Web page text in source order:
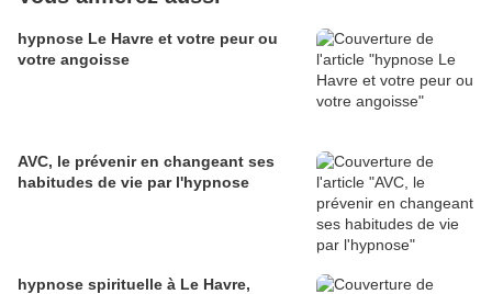
hypnose Le Havre et votre peur ou
votre angoisse
AVC, le prévenir en changeant ses
habitudes de vie par l'hypnose
hypnose spirituelle à Le Havre,